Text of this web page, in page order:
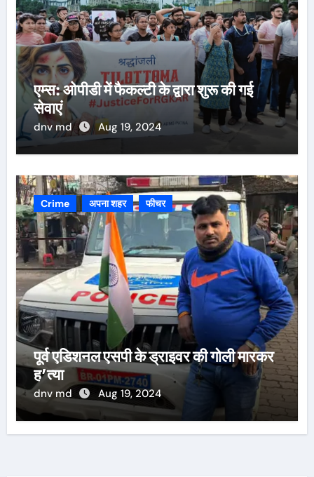
एम्स: ओपीडी में फैकल्टी के द्वारा शुरू की गई
सेवाएं
dnv md Aug 19, 2024
Crime अपना शहर फीचर
पूर्व एडिशनल एसपी के ड्राइवर की गोली मारकर
ह’त्या
dnv md Aug 19, 2024